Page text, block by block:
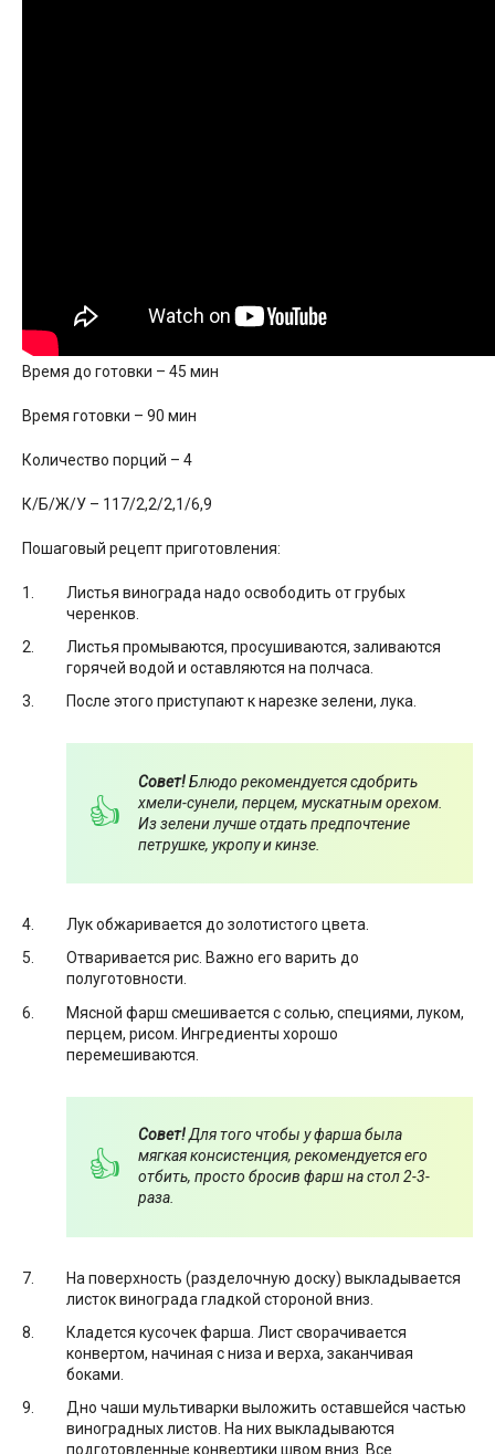
Время до готовки – 45 мин
Время готовки – 90 мин
Количество порций – 4
К/Б/Ж/У – 117/2,2/2,1/6,9
Пошаговый рецепт приготовления:
Листья винограда надо освободить от грубых
черенков.
Листья промываются, просушиваются, заливаются
горячей водой и оставляются на полчаса.
После этого приступают к нарезке зелени, лука.
Совет!Блюдо рекомендуется сдобрить
хмели-сунели, перцем, мускатным орехом.
Из зелени лучше отдать предпочтение
петрушке, укропу и кинзе.
Лук обжаривается до золотистого цвета.
Отваривается рис. Важно его варить до
полуготовности.
Мясной фарш смешивается с солью, специями, луком,
перцем, рисом. Ингредиенты хорошо
перемешиваются.
Совет!Для того чтобы у фарша была
мягкая консистенция, рекомендуется его
отбить, просто бросив фарш на стол 2-3-
раза.
На поверхность (разделочную доску) выкладывается
листок винограда гладкой стороной вниз.
Кладется кусочек фарша. Лист сворачивается
конвертом, начиная с низа и верха, заканчивая
боками.
Дно чаши мультиварки выложить оставшейся частью
виноградных листов. На них выкладываются
подготовленные конвертики швом вниз. Все